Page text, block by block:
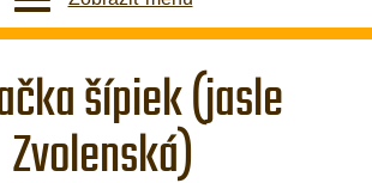
šípiek (jasle
Zvolenská)